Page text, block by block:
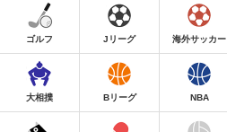
ゴルフ Jリーグ 海外サッカー
大相撲 Bリーグ NBA